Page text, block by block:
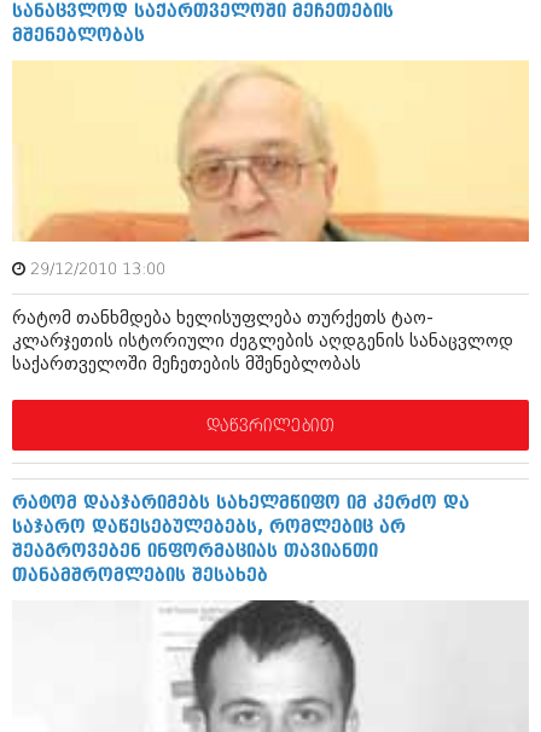
აგვისტო 2012 (268)
ივლისი 2012 (322)
ივნისი 2012 (282)
მაისი 2012 (240)
აპრილი 2012 (294)
მარტი 2012 (259)
თებერვალი 2012 (376)
იანვარი 2012 (322)
ნოემბერი 2011 (471)
ოქტომბერი 2011 (754)
სექტემბერი 2011 (407)
ივლისი 2011 (400)
ივნისი 2011 (438)
მაისი 2011 (415)
თებერვალი 2011 (329)
(157)
დეკემბერი 2010 (881)
ნოემბერი 2010 (422)
ოქტომბერი 2010 (341)
სექტემბერი 2010 (449)
აგვისტო 2010 (461)
ივლისი 2010 (556)
ივნისი 2010 (685)
მაისი 2010 (232)
აპრილი 2010 (229)
მარტი 2010 (454)
სანაცვლოდ საქართველოში მეჩეთების
მშენებლობას
29/12/2010 13:00
რატომ თანხმდება ხელისუფლება თურქეთს ტაო-
კლარჯეთის ისტორიული ძეგლების აღდგენის სანაცვლოდ
საქართველოში მეჩეთების მშენებლობას
დაწვრილებით
რატომ დააჯარიმებს სახელმწიფო იმ კერძო და
საჯარო დაწესებულებებს, რომლებიც არ
შეაგროვებენ ინფორმაციას თავიანთი
თანამშრომლების შესახებ